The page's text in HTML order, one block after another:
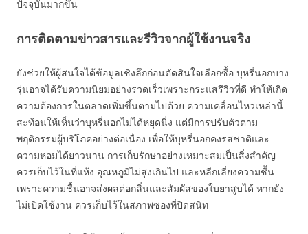
ปัจจุบันมากขึ้น
การติดตามข่าวสารและรีวิวจากผู้ใช้งานจริง
ยังช่วยให้ผู้สนใจได้ข้อมูลเชิงลึกก่อนตัดสินใจเลือกซื้อ บุหรี่นอกบาง
รุ่นอาจได้รับความนิยมอย่างรวดเร็วเพราะกระแสรีวิวที่ดี ทำให้เกิด
ความต้องการในตลาดเพิ่มขึ้นตามไปด้วย ความเคลื่อนไหวเหล่านี้
สะท้อนให้เห็นว่าบุหรี่นอกไม่ได้หยุดนิ่ง แต่มีการปรับตัวตาม
พฤติกรรมผู้บริโภคอย่างต่อเนื่อง เพื่อให้บุหรี่นอกคงรสชาติและ
ความหอมได้ยาวนาน การเก็บรักษาอย่างเหมาะสมเป็นสิ่งสำคัญ
ควรเก็บไว้ในที่แห้ง อุณหภูมิไม่สูงเกินไป และหลีกเลี่ยงความชื้น
เพราะความชื้นอาจส่งผลต่อกลิ่นและสัมผัสของใบยาสูบได้ หากยัง
ไม่เปิดใช้งาน ควรเก็บไว้ในสภาพซองที่ปิดสนิท